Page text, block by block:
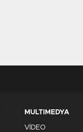
MULTIMEDYA
VİDEO